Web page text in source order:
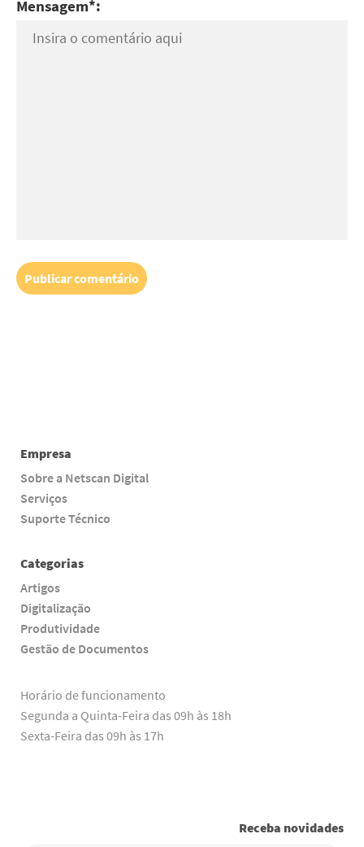
Mensagem*:
Empresa
Sobre a Netscan Digital
Serviços
Suporte Técnico
Categorias
Artigos
Digitalização
Produtividade
Gestão de Documentos
Horário de funcionamento
Segunda a Quinta-Feira das 09h às 18h
Sexta-Feira das 09h às 17h
Receba novidades